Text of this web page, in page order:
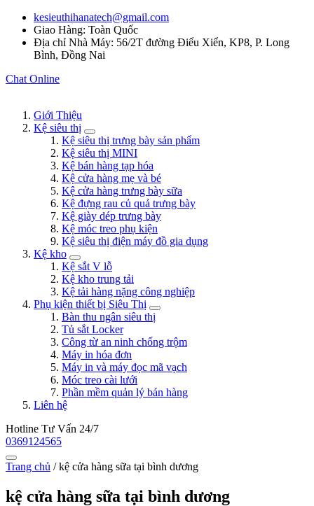
kesieuthihanatech@gmail.com
Giao Hàng: Toàn Quốc
Địa chỉ Nhà Máy: 56/2T đường Điểu Xiển, KP8, P. Long
Bình, Đồng Nai
Chat Online
Giới Thiệu
Kệ siêu thị
Kệ siêu thị trưng bày sản phẩm
Kệ siêu thị MINI
Kệ bán hàng tạp hóa
Kệ cửa hàng mẹ và bé
Kệ cửa hàng trưng bày sữa
Kệ đựng rau củ quả trưng bày
Kệ giày dép trưng bày
Kệ móc treo phụ kiện
Kệ siêu thị điện máy đồ gia dụng
Kệ kho
Kệ sắt V lỗ
Kệ kho trung tải
Kệ tải hàng nặng công nghiệp
Phụ kiện thiết bị Siêu Thị
Bàn thu ngân siêu thị
Tủ sắt Locker
Công từ an ninh chống trộm
Máy in hóa đơn
Máy in và máy đọc mã vạch
Móc treo cài lưới
Phần mềm quản lý bán hàng
Liên hệ
Hotline Tư Vấn 24/7
0369124565
Trang chủ /kệ cửa hàng sữa tại bình dương
kệ cửa hàng sữa tại bình dương